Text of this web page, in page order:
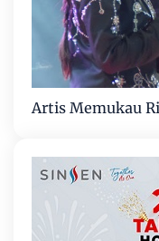
Artis Memukau